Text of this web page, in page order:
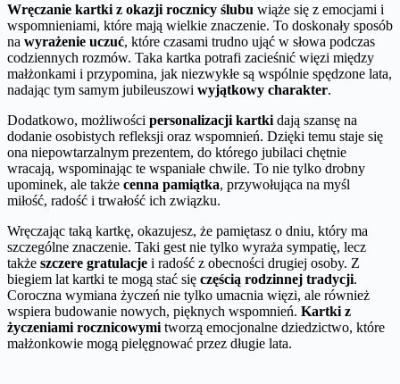
Wręczanie kartki z okazji rocznicy ślubu wiąże się z emocjami i
wspomnieniami, które mają wielkie znaczenie. To doskonały sposób
na wyrażenie uczuć, które czasami trudno ująć w słowa podczas
codziennych rozmów. Taka kartka potrafi zacieśnić więzi między
małżonkami i przypomina, jak niezwykłe są wspólnie spędzone lata,
nadając tym samym jubileuszowi wyjątkowy charakter.
Dodatkowo, możliwości personalizacji kartki dają szansę na
dodanie osobistych refleksji oraz wspomnień. Dzięki temu staje się
ona niepowtarzalnym prezentem, do którego jubilaci chętnie
wracają, wspominając te wspaniałe chwile. To nie tylko drobny
upominek, ale także cenna pamiątka, przywołująca na myśl
miłość, radość i trwałość ich związku.
Wręczając taką kartkę, okazujesz, że pamiętasz o dniu, który ma
szczególne znaczenie. Taki gest nie tylko wyraża sympatię, lecz
także szczere gratulacje i radość z obecności drugiej osoby. Z
biegiem lat kartki te mogą stać się częścią rodzinnej tradycji.
Coroczna wymiana życzeń nie tylko umacnia więzi, ale również
wspiera budowanie nowych, pięknych wspomnień. Kartki z
życzeniami rocznicowymi tworzą emocjonalne dziedzictwo, które
małżonkowie mogą pielęgnować przez długie lata.